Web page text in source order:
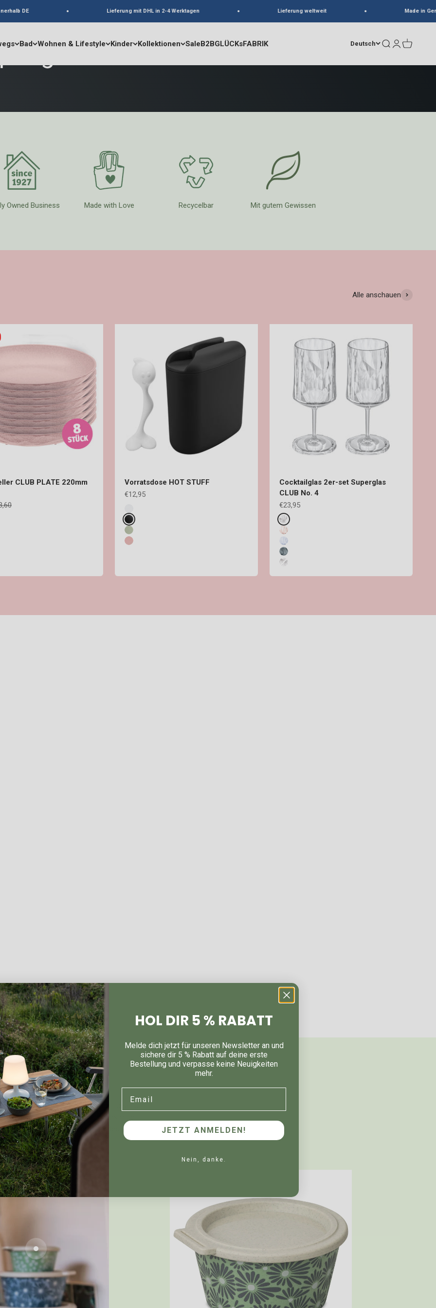
Lieferung mit DHL in 2-4 Werktagen Lieferung weltweit Made in Germany
Bad Wohnen & Lifestyle Kinder Kollektionen SaleB2BGLÜCKsFABRIK Deutsch SucheAnmelden
Warenkorb
Owned Business Made with Love Recycelbar Mit gutem Gewissen
Alle anschauen
CLUB PLATE 220mm
Preis
Vorratsdose HOT STUFF
Angebot
€12,95
cotton white
cosmos black
organic green
rosé
Cocktailglas 2er-set Superglas
CLUB No. 4
Angebot
€23,95
Fake colours
crystal clear
transparent rose quartz
transparent aquamarine
transparent grey
lange frisch und sind einfach ideal für
und bewahren Lebensmittel
die Boxen auslaufsicher. Dank des
stapeln.
Gehe zu Element 2
HOL DIR 5 % RABATT
Melde dich jetzt für unseren Newsletter an und
sichere dir 5 % Rabatt auf deine erste
Bestellung und verpasse keine Neuigkeiten
mehr.
JETZT ANMELDEN!
Nein, danke.